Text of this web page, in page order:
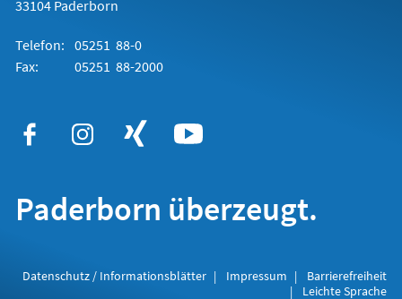
33104 Paderborn
Telefon: 05251 88-0
Fax:
05251 88-2000
Paderborn überzeugt.
Datenschutz / Informationsblätter Impressum
Barrierefreiheit
Leichte Sprache